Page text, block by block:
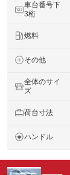
車台番号下
3桁
燃料
その他
全体のサイ
ズ
荷台寸法
ハンドル